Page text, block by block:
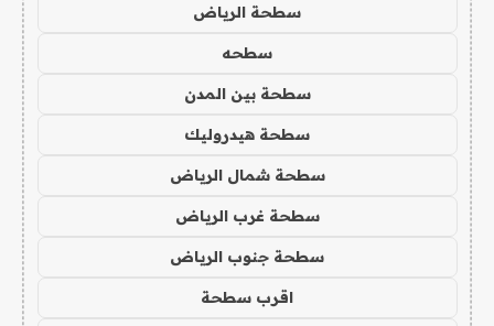
سطحة الرياض
سطحه
سطحة بين المدن
سطحة هيدروليك
سطحة شمال الرياض
سطحة غرب الرياض
سطحة جنوب الرياض
اقرب سطحة